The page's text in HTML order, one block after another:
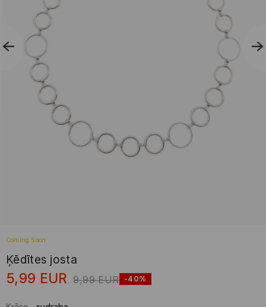
Coming Soon
Ķēdītes josta
5,99 EUR 9,99 EUR -40%